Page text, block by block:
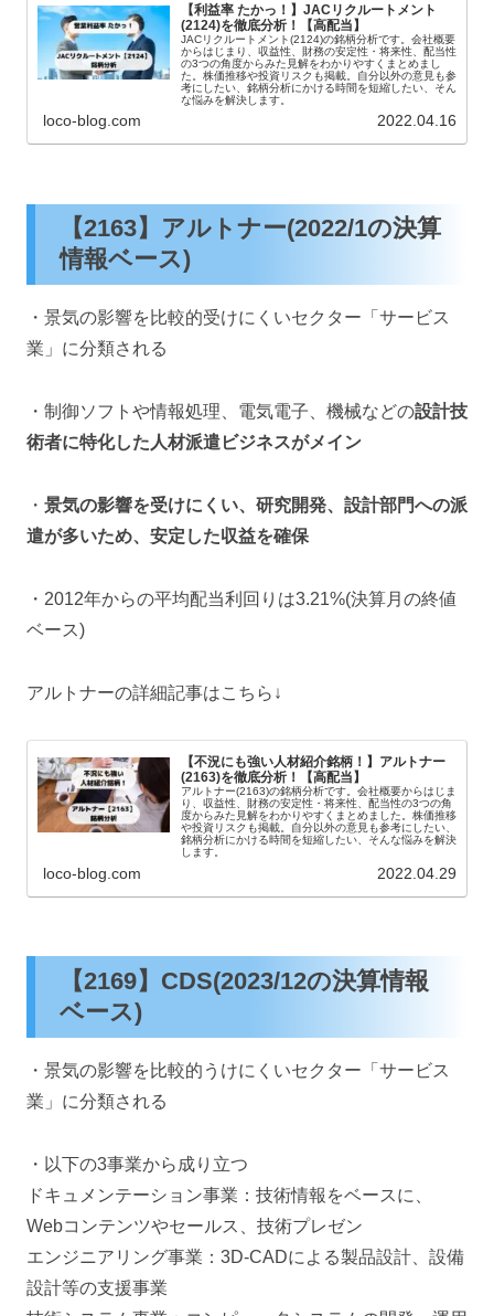
【利益率 たかっ！】JACリクルートメント
(2124)を徹底分析！【高配当】
JACリクルートメント(2124)の銘柄分析です。会社概要
からはじまり、収益性、財務の安定性・将来性、配当性
の3つの角度からみた見解をわかりやすくまとめまし
た。株価推移や投資リスクも掲載。自分以外の意見も参
考にしたい、銘柄分析にかける時間を短縮したい、そん
な悩みを解決します。
loco-blog.com 2022.04.16
【2163】アルトナー(2022/1の決算
情報ベース)
・景気の影響を比較的受けにくいセクター「サービス
業」に分類される
・制御ソフトや情報処理、電気電子、機械などの設計技
術者に特化した人材派遣ビジネスがメイン
・ 景気の影響を受けにくい、研究開発、設計部門への派
遣が多いため、安定した収益を確保
・2012年からの平均配当利回りは3.21%(決算月の終値
ベース)
アルトナーの詳細記事はこちら↓
【不況にも強い人材紹介銘柄！】アルトナー
(2163)を徹底分析！【高配当】
アルトナー(2163)の銘柄分析です。会社概要からはじま
り、収益性、財務の安定性・将来性、配当性の3つの角
度からみた見解をわかりやすくまとめました。株価推移
や投資リスクも掲載。自分以外の意見も参考にしたい、
銘柄分析にかける時間を短縮したい、そんな悩みを解決
します。
loco-blog.com 2022.04.29
【2169】CDS(2023/12の決算情報
ベース)
・景気の影響を比較的うけにくいセクター「サービス
業」に分類される
・以下の3事業から成り立つ
ドキュメンテーション事業：技術情報をベースに、
Webコンテンツやセールス、技術プレゼン
エンジニアリング事業：3D-CADによる製品設計、設備
設計等の支援事業